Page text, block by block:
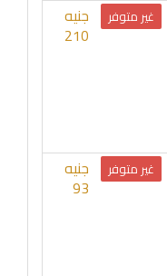
غير متوفر جنيه
210
غير متوفر جنيه
93